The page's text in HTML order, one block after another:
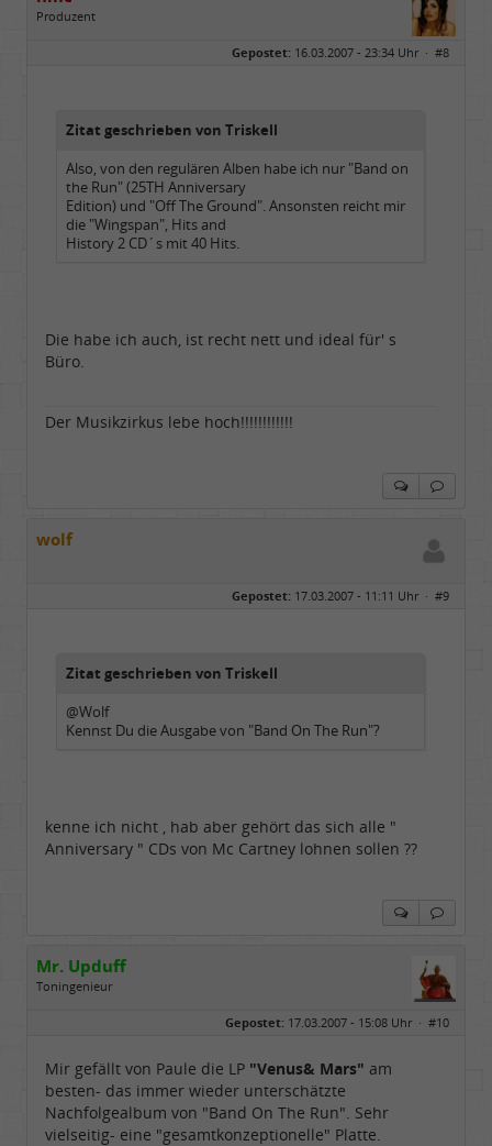
Produzent
Dabei seit:
04 / 2006
Gepostet: 16.03.2007 - 23:34 Uhr · #8
Zitat geschrieben von Triskell
Also, von den regulären Alben habe ich nur "Band on
the Run" (25TH Anniversary
Edition) und "Off The Ground". Ansonsten reicht mir
die "Wingspan", Hits and
History 2 CD´s mit 40 Hits.
Die habe ich auch, ist recht nett und ideal für' s
Büro.
Der Musikzirkus lebe hoch!!!!!!!!!!!!
wolf
Gepostet: 17.03.2007 - 11:11 Uhr · #9
Zitat geschrieben von Triskell
@Wolf
Kennst Du die Ausgabe von "Band On The Run"?
kenne ich nicht , hab aber gehört das sich alle "
Anniversary " CDs von Mc Cartney lohnen sollen ??
Mr. Upduff
Toningenieur
Basemountainhome
Dabei seit:
02 / 2007
Gepostet: 17.03.2007 - 15:08 Uhr · #10
Mir gefällt von Paule die LP "Venus& Mars" am
besten- das immer wieder unterschätzte
Nachfolgealbum von "Band On The Run". Sehr
vielseitig- eine "gesamtkonzeptionelle" Platte.